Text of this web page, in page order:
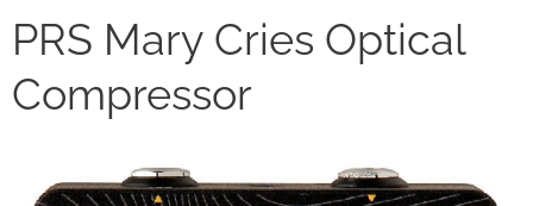
PRS Mary Cries Optical
Compressor